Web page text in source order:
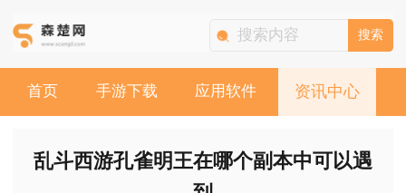
搜索
首页 手游下载 应用软件 资讯中心
乱斗西游孔雀明王在哪个副本中可以遇